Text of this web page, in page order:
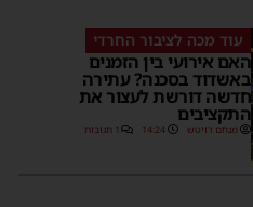
עוד מכה לציבור החרדי
האם אירועי בין הזמנים
באשדוד בסכנה? עתירה
חדשה דורשת לעצור את
התקציבים
מנחם דויטש 14:24 1 תגובות